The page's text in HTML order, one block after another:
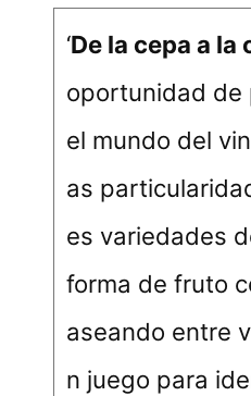
‘De la cepa a la
oportunidad de
el mundo del
as
es variedades
forma de fruto
aseando entre
n juego para